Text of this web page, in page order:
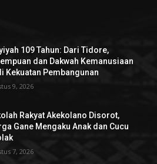
109 Tahun: Dari Tidore,
dan Dakwah Kemanusiaan
Kekuatan Pembangunan
9, 2026
Rakyat Akekolano Disorot,
Gane Mengaku Anak dan Cucu
7, 2026